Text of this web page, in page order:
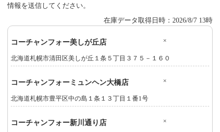
情報を送信してください。
在庫データ取得日時：2026/8/7 13時
コーチャンフォー美しが丘店 ×
北海道札幌市清田区美しが丘１条５丁目３７５－１６０
コーチャンフォーミュンヘン大橋店 ×
北海道札幌市豊平区中の島１条１３丁目１番1号
コーチャンフォー新川通り店 ×